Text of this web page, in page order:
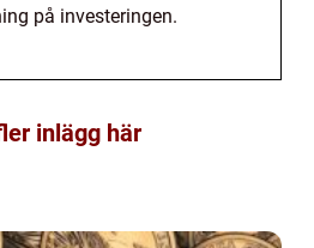
på investeringen.
inlägg här